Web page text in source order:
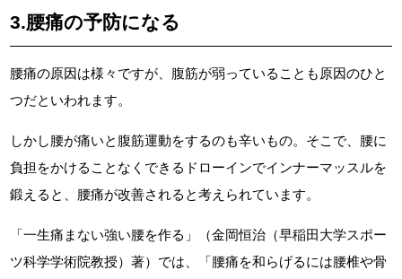
3.腰痛の予防になる
腰痛の原因は様々ですが、腹筋が弱っていることも原因のひと
つだといわれます。
しかし腰が痛いと腹筋運動をするのも辛いもの。そこで、腰に
負担をかけることなくできるドローインでインナーマッスルを
鍛えると、腰痛が改善されると考えられています。
「一生痛まない強い腰を作る」（金岡恒治（早稲田大学スポー
ツ科学学術院教授）著）では、「腰痛を和らげるには腰椎や骨